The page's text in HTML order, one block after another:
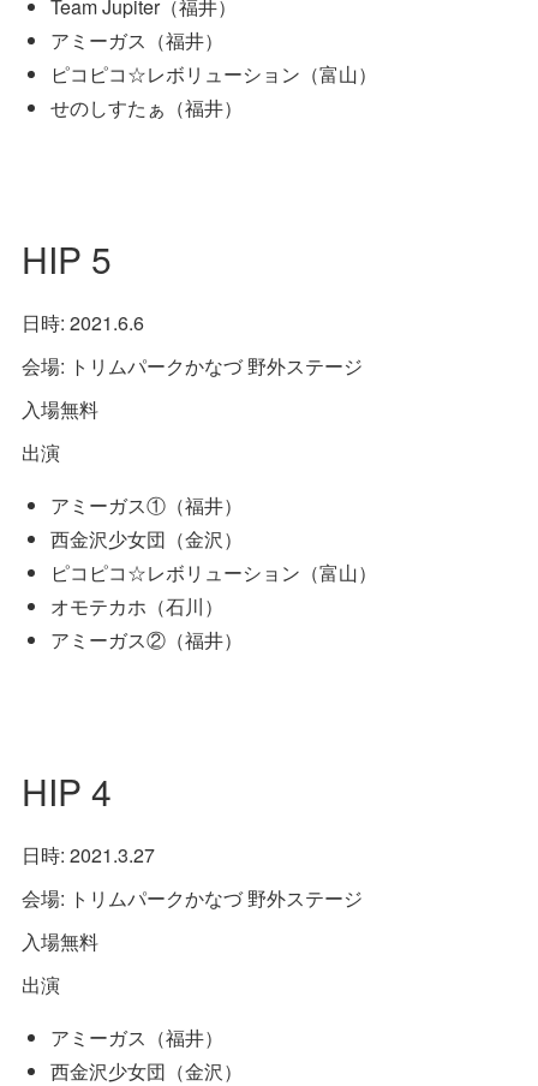
Team Jupiter（福井）
アミーガス（福井）
ピコピコ☆レボリューション（富山）
せのしすたぁ（福井）
HIP 5
日時: 2021.6.6
会場: トリムパークかなづ 野外ステージ
入場無料
出演
アミーガス①（福井）
西金沢少女団（金沢）
ピコピコ☆レボリューション（富山）
オモテカホ（石川）
アミーガス②（福井）
HIP 4
日時: 2021.3.27
会場: トリムパークかなづ 野外ステージ
入場無料
出演
アミーガス（福井）
西金沢少女団（金沢）